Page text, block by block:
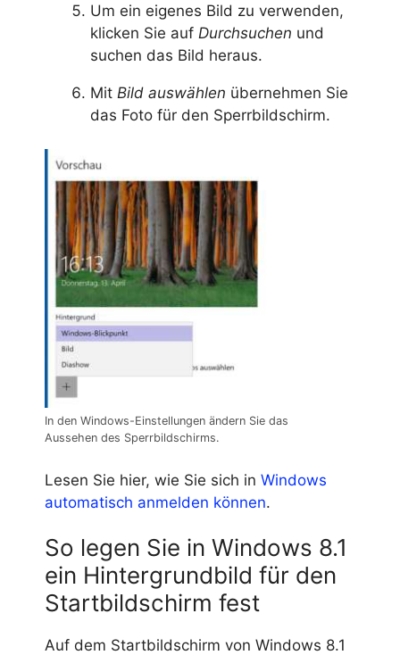
Um ein eigenes Bild zu verwenden,
klicken Sie auf Durchsuchen und
suchen das Bild heraus.
Mit Bild auswählen übernehmen Sie
das Foto für den Sperrbildschirm.
In den Windows-Einstellungen ändern Sie das
Aussehen des Sperrbildschirms.
Lesen Sie hier, wie Sie sich in Windows
automatisch anmelden können.
So legen Sie in Windows 8.1
ein Hintergrundbild für den
Startbildschirm fest
Auf dem Startbildschirm von Windows 8.1